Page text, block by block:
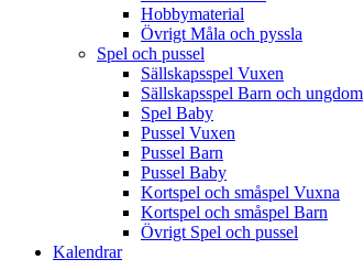
Hobbymaterial
Övrigt Måla och pyssla
Spel och pussel
Sällskapsspel Vuxen
Sällskapsspel Barn och ungdom
Spel Baby
Pussel Vuxen
Pussel Barn
Pussel Baby
Kortspel och småspel Vuxna
Kortspel och småspel Barn
Övrigt Spel och pussel
Kalendrar